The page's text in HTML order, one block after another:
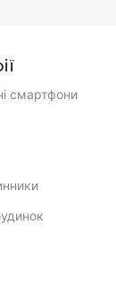
смартфони